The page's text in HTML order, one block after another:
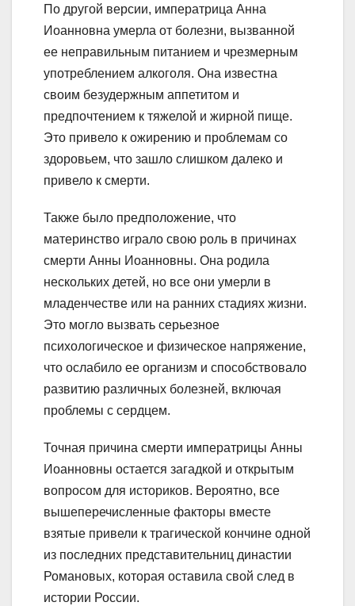
По другой версии, императрица Анна
Иоанновна умерла от болезни, вызванной
ее неправильным питанием и чрезмерным
употреблением алкоголя. Она известна
своим безудержным аппетитом и
предпочтением к тяжелой и жирной пище.
Это привело к ожирению и проблемам со
здоровьем, что зашло слишком далеко и
привело к смерти.
Также было предположение, что
материнство играло свою роль в причинах
смерти Анны Иоанновны. Она родила
нескольких детей, но все они умерли в
младенчестве или на ранних стадиях жизни.
Это могло вызвать серьезное
психологическое и физическое напряжение,
что ослабило ее организм и способствовало
развитию различных болезней, включая
проблемы с сердцем.
Точная причина смерти императрицы Анны
Иоанновны остается загадкой и открытым
вопросом для историков. Вероятно, все
вышеперечисленные факторы вместе
взятые привели к трагической кончине одной
из последних представительниц династии
Романовых, которая оставила свой след в
истории России.